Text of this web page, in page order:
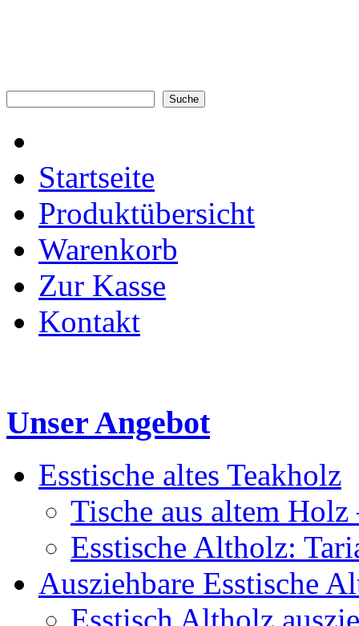
Startseite
Produktübersicht
Warenkorb
Zur Kasse
Kontakt
Unser Angebot
Esstische altes Teakholz
Tische aus altem
Esstische Altholz:
Ausziehbare Esstische
Esstisch Altholz